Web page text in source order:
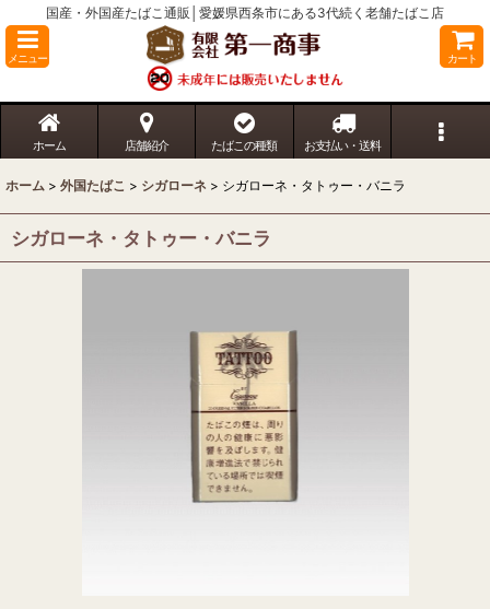
国産・外国産たばこ通販│愛媛県西条市にある3代続く老舗たばこ店
メニュー カート
ホーム 店舗紹介 たばこの種類 お支払い・送料
ホーム > 外国たばこ > シガローネ > シガローネ・タトゥー・バニラ
シガローネ・タトゥー・バニラ